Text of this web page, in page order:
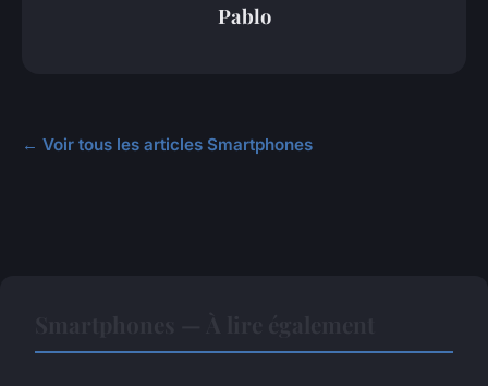
Pablo
← Voir tous les articles Smartphones